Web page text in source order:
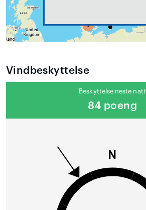
Vindbeskyttelse
Beskyttelse neste natt
84 poeng
N